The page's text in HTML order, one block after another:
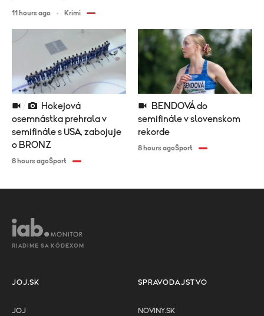
osemnástka prehrala v
semifinále s USA, zabojuje
o BRONZ
8 hours agoŠport
semifinále v slovenskom
rekorde
8 hours agoŠport
11 hours ago Krimi
RIADIME SA KÓDEXOM
JOJ.SK
JOJ
SPRAVODAJSTVO
NOVINY.SK